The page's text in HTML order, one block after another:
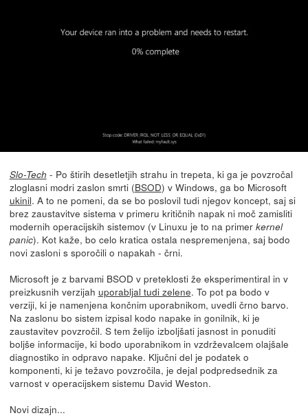
Slo-Tech - Po štirih desetletjih strahu in trepeta, ki ga je povzročal
zloglasni modri zaslon smrti (BSOD) v Windows, ga bo Microsoft
ukinil. A to ne pomeni, da se bo poslovil tudi njegov koncept, saj si
brez zaustavitve sistema v primeru kritičnih napak ni moč zamisliti
modernih operacijskih sistemov (v Linuxu je to na primer kernel
panic). Kot kaže, bo celo kratica ostala nespremenjena, saj bodo
novi zasloni s sporočili o napakah - črni.
Microsoft je z barvami BSOD v preteklosti že eksperimentiral in v
preizkusnih verzijah uporabljal tudi zelene. To pot pa bodo v
verziji, ki je namenjena končnim uporabnikom, uvedli črno barvo.
Na zaslonu bo sistem izpisal kodo napake in gonilnik, ki je
zaustavitev povzročil. S tem želijo izboljšati jasnost in ponuditi
boljše informacije, ki bodo uporabnikom in vzdrževalcem olajšale
diagnostiko in odpravo napake. Ključni del je podatek o
komponenti, ki je težavo povzročila, je dejal podpredsednik za
varnost v operacijskem sistemu David Weston.
Novi dizajn...